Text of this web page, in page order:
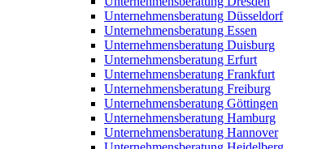
Unternehmensberatung Düsseldorf
Unternehmensberatung Essen
Unternehmensberatung Duisburg
Unternehmensberatung Erfurt
Unternehmensberatung Frankfurt
Unternehmensberatung Freiburg
Unternehmensberatung Göttingen
Unternehmensberatung Hamburg
Unternehmensberatung Hannover